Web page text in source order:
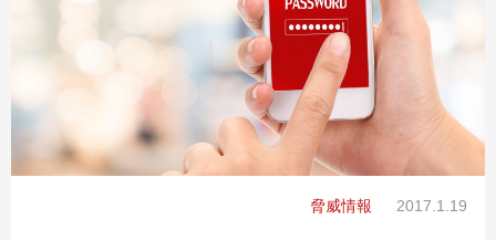
脅威情報 2017.1.19